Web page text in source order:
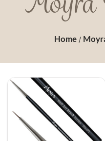
Home/